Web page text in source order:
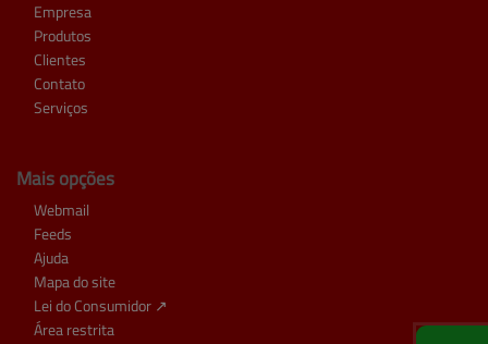
Empresa
Produtos
Clientes
Contato
Serviços
Mais opções
Webmail
Feeds
Ajuda
Mapa do site
Lei do Consumidor ↗
Área restrita